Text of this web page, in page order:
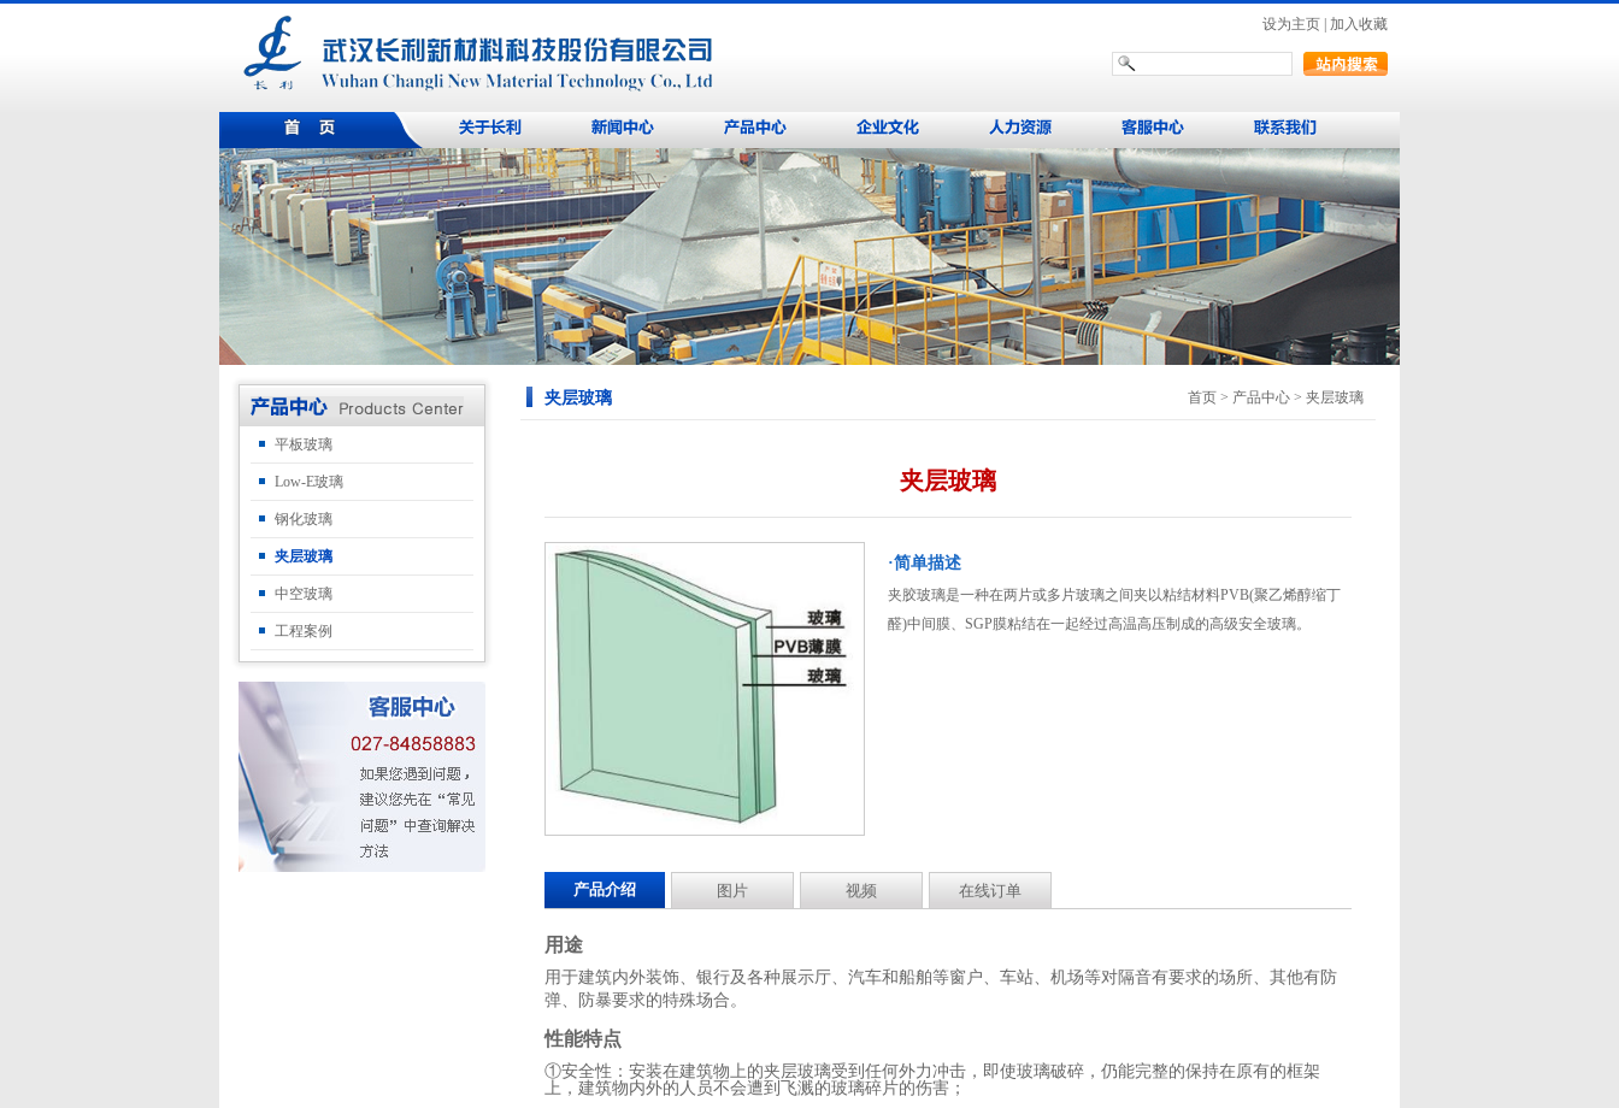
设为主页 加入收藏
平板玻璃
Low-E玻璃
钢化玻璃
夹层玻璃
中空玻璃
工程案例
首页 > 产品中心 > 夹层玻璃
夹层玻璃
夹层玻璃
·简单描述
夹胶玻璃是一种在两片或多片玻璃之间夹以粘结材料PVB(聚乙烯醇缩丁
醛)中间膜、SGP膜粘结在一起经过高温高压制成的高级安全玻璃。
产品介绍 图片 视频 在线订单
用途
用于建筑内外装饰、银行及各种展示厅、汽车和船舶等窗户、车站、机场等对隔音有要求的场所、其他有防
弹、防暴要求的特殊场合。
性能特点
①安全性：安装在建筑物上的夹层玻璃受到任何外力冲击，即使玻璃破碎，仍能完整的保持在原有的框架
上，建筑物内外的人员不会遭到飞溅的玻璃碎片的伤害；